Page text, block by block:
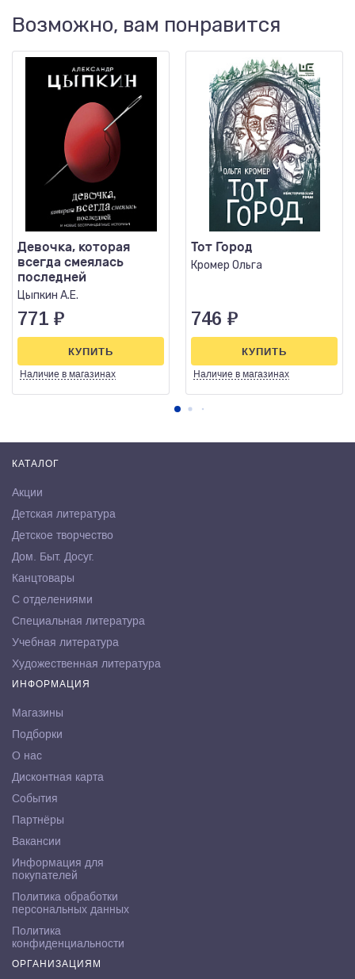
Возможно, вам понравится
Девочка, которая
всегда смеялась
последней
Цыпкин А.Е.
771 ₽
Наличие в магазинах
КУПИТЬ
Тот Город
Кромер Ольга
746 ₽
Наличие в магазинах
КУПИТЬ
КАТАЛОГ
Акции
Детская литература
Детское творчество
Дом. Быт. Досуг.
Канцтовары
С отделениями
Специальная литература
Учебная литература
Художественная литература
ИНФОРМАЦИЯ
Магазины
Подборки
О нас
Дисконтная карта
События
Партнёры
Вакансии
Информация для
покупателей
Политика обработки
персональных данных
Политика
конфиденциальности
ОРГАНИЗАЦИЯМ